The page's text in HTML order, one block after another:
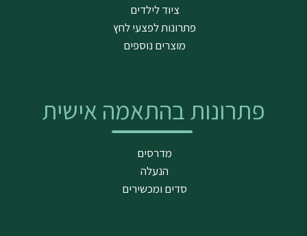
ציוד לילדים
פתרונות לפצעי לחץ
מוצרים נוספים
פתרונות בהתאמה אישית
מדרסים
הנעלה
סדים ומכשירים